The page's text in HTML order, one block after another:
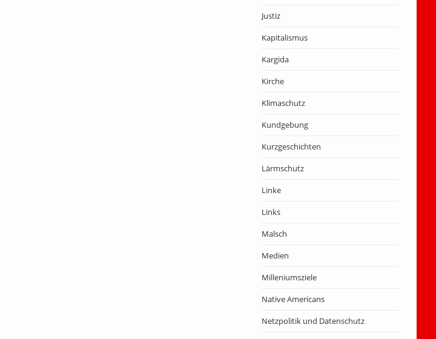
Justiz
Kapitalismus
Kargida
Kirche
Klimaschutz
Kundgebung
Kurzgeschichten
Lärmschutz
Linke
Links
Malsch
Medien
Milleniumsziele
Native Americans
Netzpolitik und Datenschutz